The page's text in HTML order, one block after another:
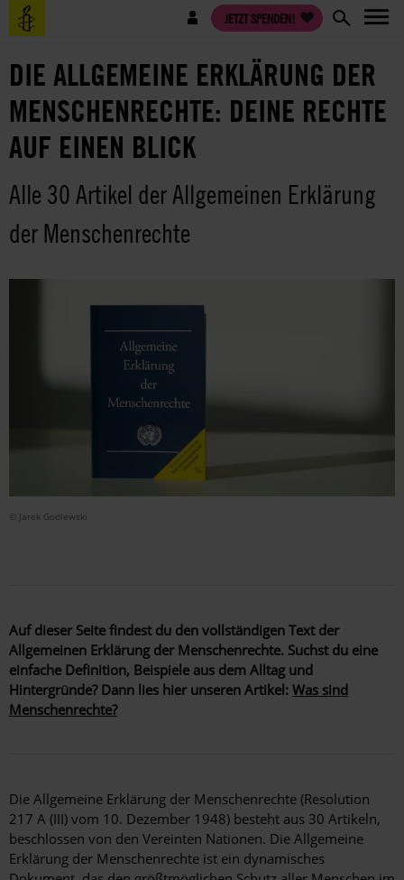
Direkt
zum
Benutzermenü JETZT SPENDEN!
DIE ALLGEMEINE ERKLÄRUNG DER
MENSCHENRECHTE: DEINE RECHTE
AUF EINEN BLICK
Alle 30 Artikel der Allgemeinen Erklärung
der Menschenrechte
© Jarek Godlewski
Auf dieser Seite findest du den vollständigen Text der
Allgemeinen Erklärung der Menschenrechte. Suchst du eine
einfache Definition, Beispiele aus dem Alltag und
Hintergründe? Dann lies hier unseren Artikel: Was sind
Menschenrechte?
Die Allgemeine Erklärung der Menschenrechte (Resolution
217 A (III) vom 10. Dezember 1948) besteht aus 30 Artikeln,
beschlossen von den Vereinten Nationen. Die Allgemeine
Erklärung der Menschenrechte ist ein dynamisches